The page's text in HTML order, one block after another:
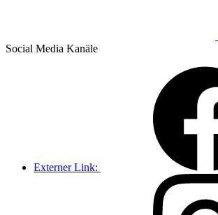
Social Media Kanäle
Externer Link: